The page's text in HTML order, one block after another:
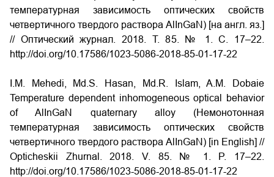
температурная зависимость оптических свойств
четвертичного твердого раствора AlInGaN) [на англ. яз.]
// Оптический журнал. 2018. Т. 85. № 1. С. 17–22.
http://doi.org/10.17586/1023-5086-2018-85-01-17-22
I.M. Mehedi, Md.S. Hasan, Md.R. Islam, A.M. Dobaie
Temperature dependent inhomogeneous optical behavior
of AlInGaN quaternary alloy (Немонотонная
температурная зависимость оптических свойств
четвертичного твердого раствора AlInGaN) [in English] //
Opticheskii Zhurnal. 2018. V. 85. № 1. P. 17–22.
http://doi.org/10.17586/1023-5086-2018-85-01-17-22